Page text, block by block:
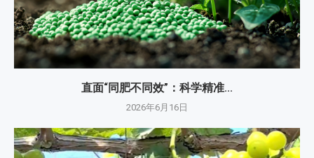
直面“同肥不同效”：科学精准...
2026年6月16日